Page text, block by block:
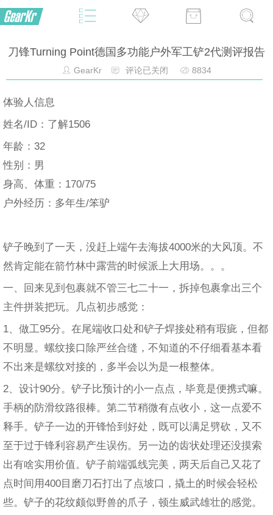
刀锋Turning Point德国多功能户外军工铲2代测评报告
GearKr 评论已关闭 8834
体验人信息
姓名/ID：了解1506
年龄：32
性别：男
身高、体重：170/75
户外经历：多年生/笨驴
铲子晚到了一天，没赶上端午去海拔4000米的大风顶。不
然肯定能在箭竹林中露营的时候派上大用场。。。
一、回来见到包裹就不管三七二十一，拆掉包裹拿出三个
主件拼装把玩。几点初步感觉：
1、做工95分。在尾端收口处和铲子焊接处稍有瑕疵，但都
不明显。螺纹接口除严丝合缝，不知道的不仔细看基本看
不出来是螺纹对接的，多半会以为是一根整体。
2、设计90分。铲子比预计的小一点点，毕竟是便携式嘛。
手柄的防滑纹路很棒。第二节稍微有点收小，这一点爱不
释手。铲子一边的开锋恰到好处，既可以满足劈砍，又不
至于过于锋利容易产生误伤。另一边的齿状处理还没摸索
出有啥实用价值。铲子前端弧线完美，两天后自己又花了
点时间用400目磨刀石打出了点坡口，撬土的时候会轻松
些。铲子的花纹颇似野兽的爪子，顿生威武雄壮的感觉。